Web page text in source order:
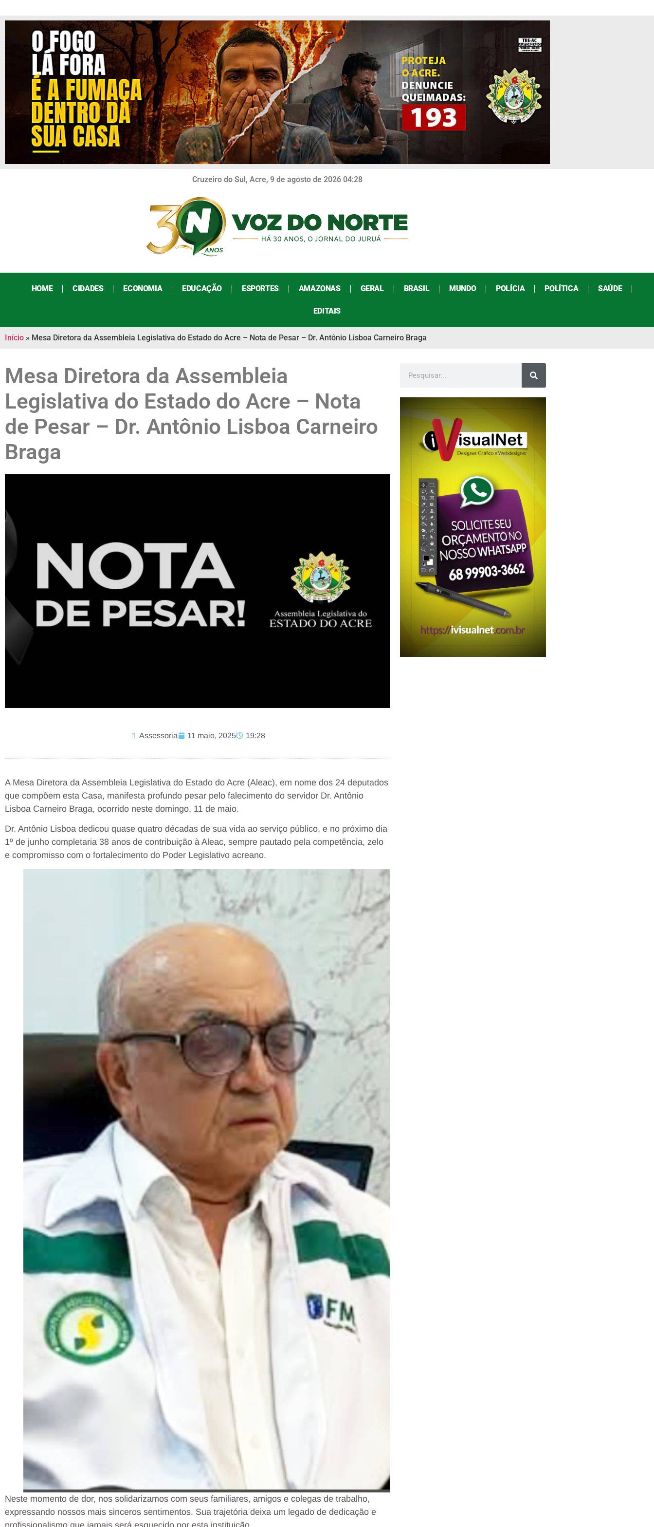
Cruzeiro do Sul, Acre, 9 de agosto de 2026 04:28
HOME CIDADES ECONOMIA EDUCAÇÃO ESPORTES AMAZONAS GERAL BRASIL MUNDO POLÍCIA POLÍTICA SAÚDE
EDITAIS
Início » Mesa Diretora da Assembleia Legislativa do Estado do Acre – Nota de Pesar – Dr. Antônio Lisboa Carneiro Braga
Mesa Diretora da Assembleia
Legislativa do Estado do Acre – Nota
de Pesar – Dr. Antônio Lisboa Carneiro
Braga
Assessoria 11 maio, 2025 19:28
A Mesa Diretora da Assembleia Legislativa do Estado do Acre (Aleac), em nome dos 24 deputados
que compõem esta Casa, manifesta profundo pesar pelo falecimento do servidor Dr. Antônio
Lisboa Carneiro Braga, ocorrido neste domingo, 11 de maio.
Dr. Antônio Lisboa dedicou quase quatro décadas de sua vida ao serviço público, e no próximo dia
1º de junho completaria 38 anos de contribuição à Aleac, sempre pautado pela competência, zelo
e compromisso com o fortalecimento do Poder Legislativo acreano.
Neste momento de dor, nos solidarizamos com seus familiares, amigos e colegas de trabalho,
expressando nossos mais sinceros sentimentos. Sua trajetória deixa um legado de dedicação e
profissionalismo que jamais será esquecido por esta instituição.